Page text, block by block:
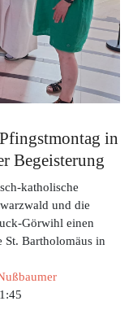
in
Begeisterung
katholische
und die
Görwihl einen
St. Bartholomäus in